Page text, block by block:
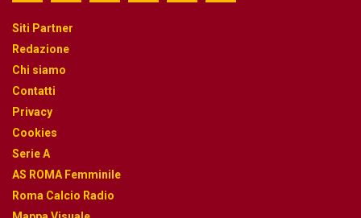
Siti Partner
Redazione
Chi siamo
Contatti
Privacy
Cookies
Serie A
AS ROMA Femminile
Roma Calcio Radio